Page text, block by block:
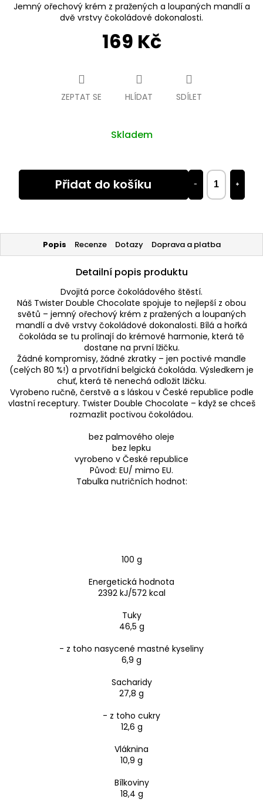
169 Kč
Skladem
+
−
Přidat do košíku
Jemný ořechový krém z pražených a loupaných mandlí a
dvě vrstvy čokoládové dokonalosti.
ZEPTAT SE HLÍDAT SDÍLET
Popis Recenze Dotazy Doprava a platba
Detailní popis produktu
Dvojitá porce čokoládového štěstí.
Náš Twister Double Chocolate spojuje to nejlepší z obou
světů – jemný ořechový krém z pražených a loupaných
mandlí a dvě vrstvy čokoládové dokonalosti. Bílá a hořká
čokoláda se tu prolínají do krémové harmonie, která tě
dostane na první lžičku.
Žádné kompromisy, žádné zkratky – jen poctivé mandle
(celých 80 %!) a prvotřídní belgická čokoláda. Výsledkem je
chuť, která tě nenechá odložit lžičku.
Vyrobeno ručně, čerstvě a s láskou v České republice podle
vlastní receptury. Twister Double Chocolate – když se chceš
rozmazlit poctivou čokoládou.
bez palmového oleje
bez lepku
vyrobeno v České republice
Původ: EU/ mimo EU.
Tabulka nutričních hodnot:
100 g
Energetická hodnota
2392 kJ/572 kcal
Tuky
46,5 g
- z toho nasycené mastné kyseliny
6,9 g
Sacharidy
27,8 g
- z toho cukry
12,6 g
Vláknina
10,9 g
Bílkoviny
18,4 g